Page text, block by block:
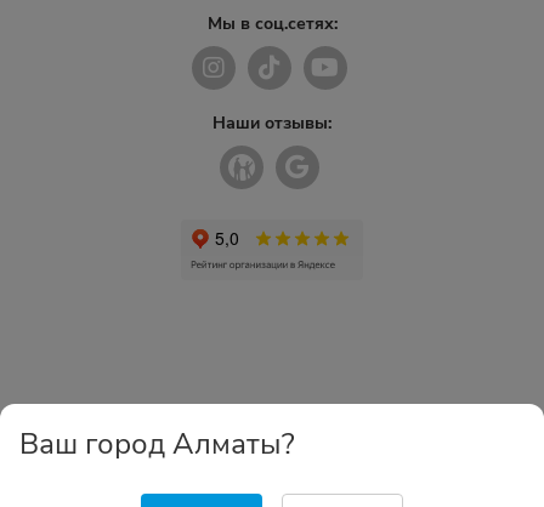
Мы в соц.сетях:
Наши отзывы:
Ваш город Алматы?